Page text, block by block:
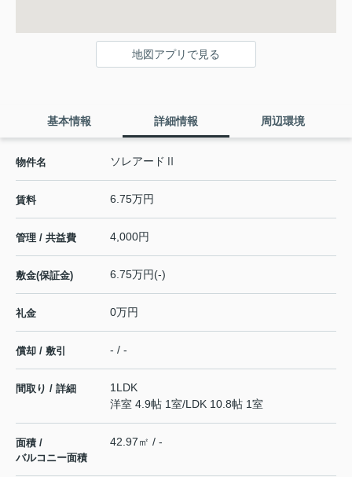
地図アプリで見る
基本情報 詳細情報 周辺環境
物件名 ソレアードⅡ
賃料 6.75万円
管理 / 共益費 4,000円
敷金(保証金) 6.75万円(-)
礼金 0万円
償却 / 敷引 - / -
間取り / 詳細
1LDK
洋室 4.9帖 1室/LDK 10.8帖 1室
面積 /
バルコニー面積
42.97㎡ / -